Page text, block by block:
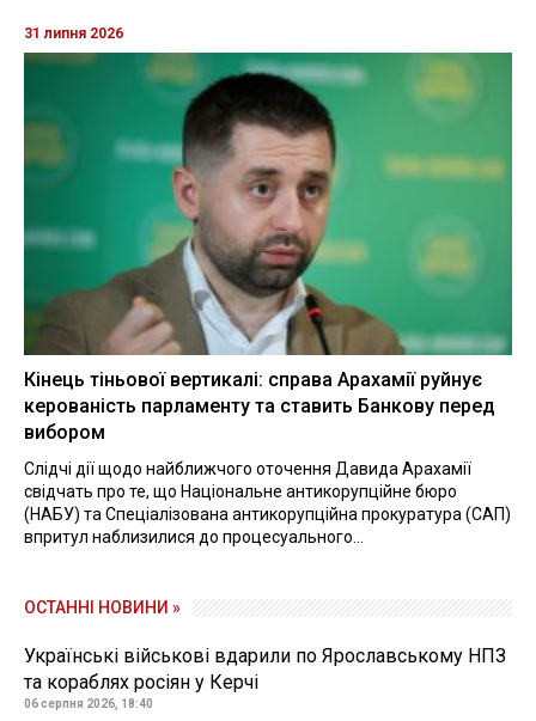
31 липня 2026
Кінець тіньової вертикалі: справа Арахамії руйнує
керованість парламенту та ставить Банкову перед
вибором
Слідчі дії щодо найближчого оточення Давида Арахамії
свідчать про те, що Національне антикорупційне бюро
(НАБУ) та Спеціалізована антикорупційна прокуратура (САП)
впритул наблизилися до процесуального...
ОСТАННІ НОВИНИ »
Українські військові вдарили по Ярославському НПЗ
та кораблях росіян у Керчі
06 серпня 2026, 18:40